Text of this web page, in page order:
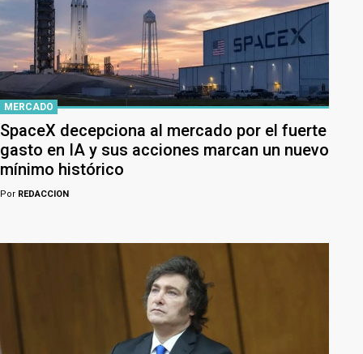
MERCADO
SpaceX decepciona al mercado por el fuerte
gasto en IA y sus acciones marcan un nuevo
mínimo histórico
Por REDACCION